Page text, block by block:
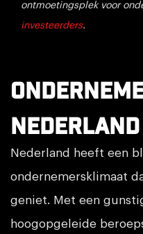
ontmoetingsplek voor
investeerders.
Nederland
Nederland heeft een
ondernemersklimaat
geniet. Met een
hoogopgeleide